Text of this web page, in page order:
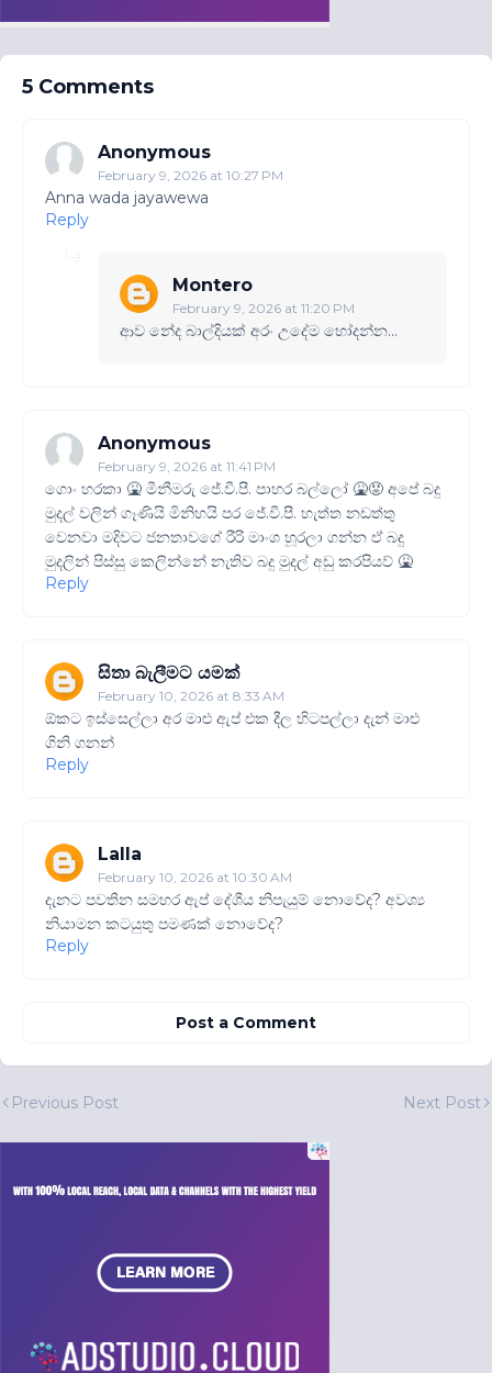
5 Comments
Anonymous
February 9, 2026 at 10:27 PM
Anna wada jayawewa
Reply
Montero
February 9, 2026 at 11:20 PM
ආව නේද බාල්දියක් අරං උදේම හෝදන්න...
Anonymous
February 9, 2026 at 11:41 PM
ගොං හරකා 🤮 මීනීමරු ජේ.වී.පී. පාහර බල්ලෝ 🤮😡 අපේ බදු
මුදල් වලින් ගෑණියි මිනිහයි පර ජේ.වී.පී. හැත්ත නඩත්තු
වෙනවා මදිවට ජනතාවගේ රීරි මාංශ හූරලා ගන්න ඒ බදු
මුදලින් පිස්සු කෙලින්නේ නැතිව බදු මුදල් අඩු කරපියව් 🤮
Reply
සිතා බැලීමට යමක්
February 10, 2026 at 8:33 AM
ඕකට ඉස්සෙල්ලා අර මාළු ඇප් එක දීල හිටපල්ලා දැන් මාළු
ගිනි ගනන්
Reply
Lalla
February 10, 2026 at 10:30 AM
දැනට පවතින සමහර ඇප් දේශීය නිපැයුම් නොවේද? අවශ්‍ය
නියාමන කටයුතු පමණක් නොවේද?
Reply
Post a Comment
Previous Post Next Post